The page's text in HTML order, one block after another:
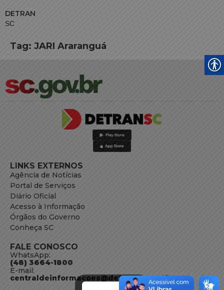
DETRAN
SC
Tag: JARI Araranguá
LINKS EXTERNOS
Agência de Notícias
Portal de Serviços
Diário Oficial
Acesso à Informação
Órgãos do Governo
Conheça SC
FALE CONOSCO
WhatsApp:
(48) 3664-1800
E-mail:
centraldeinformacoes@detran.sc.gov.br